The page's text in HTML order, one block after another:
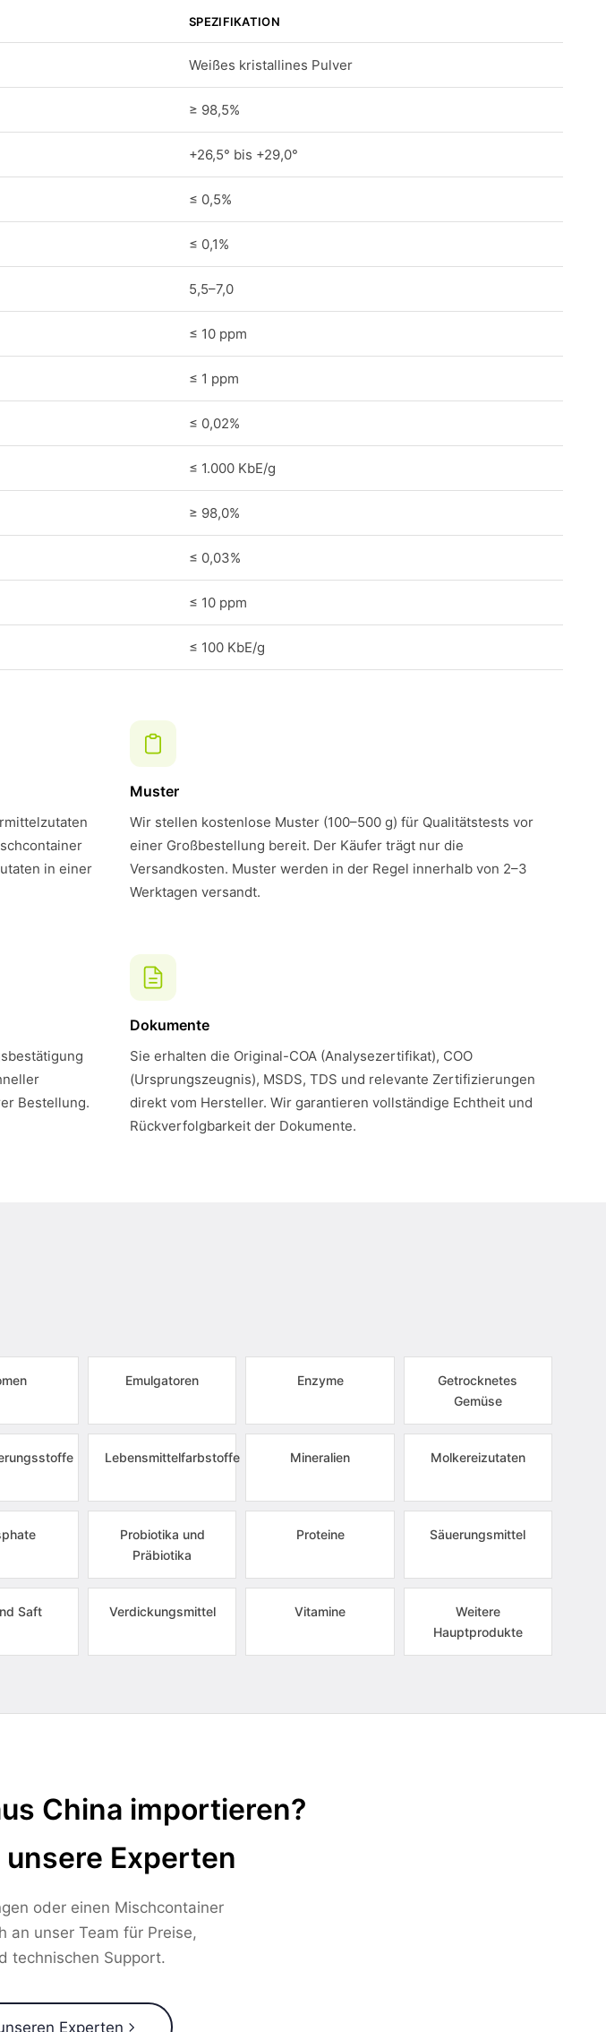
SPEZIFIKATION
Weißes kristallines Pulver
≥ 98,5%
+26,5° bis +29,0°
≤ 0,5%
≤ 0,1%
5,5–7,0
≤ 10 ppm
≤ 1 ppm
≤ 0,02%
≤ 1.000 KbE/g
≥ 98,0%
≤ 0,03%
≤ 10 ppm
≤ 100 KbE/g
in einer
Muster
Wir stellen kostenlose Muster (100–500 g) für Qualitätstests vor
einer Großbestellung bereit. Der Käufer trägt nur die
Versandkosten. Muster werden in der Regel innerhalb von 2–3
Werktagen versandt.
Bestellung.
Dokumente
Sie erhalten die Original-COA (Analysezertifikat), COO
(Ursprungszeugnis), MSDS, TDS und relevante Zertifizierungen
direkt vom Hersteller. Wir garantieren vollständige Echtheit und
Rückverfolgbarkeit der Dokumente.
Emulgatoren Enzyme
Getrocknetes
Gemüse
Lebensmittelfarbstoffe Mineralien Molkereizutaten
Probiotika und
Präbiotika
Proteine Säuerungsmittel
Saft Verdickungsmittel Vitamine
Weitere
Hauptprodukte
China importieren?
Experten
oder einen Mischcontainer
an unser Team für Preise,
technischen Support.
Experten